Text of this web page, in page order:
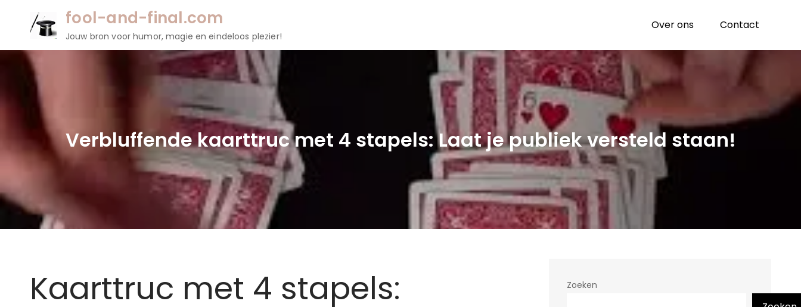
fool-and-final.com
Jouw bron voor humor, magie en eindeloos plezier!
Over ons Contact
Verbluffende kaarttruc met 4 stapels: Laat je publiek versteld staan!
Kaarttruc met 4 stapels:
Zoeken